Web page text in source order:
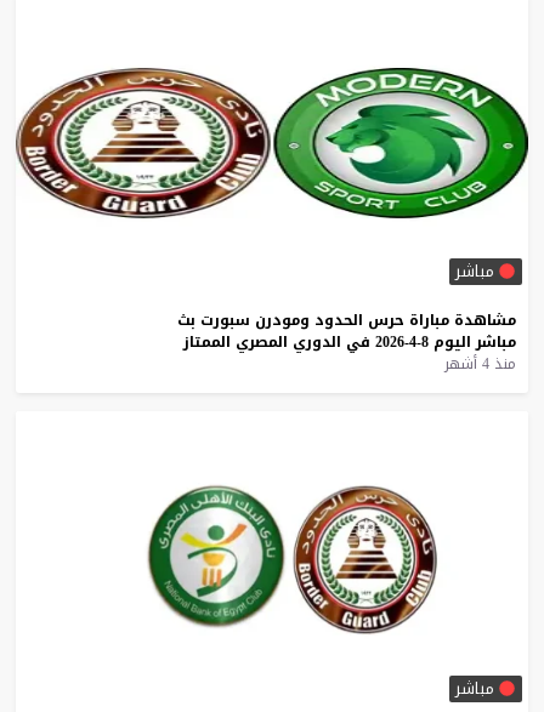
مباشر
مشاهدة مباراة حرس الحدود ومودرن سبورت بث
مباشر اليوم 8-4-2026 في الدوري المصري الممتاز
منذ 4 أشهر
مباشر